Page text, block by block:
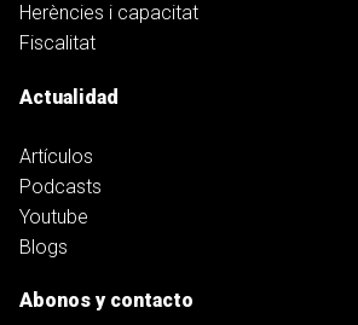
Herències i capacitat
Fiscalitat
Actualidad
Artículos
Podcasts
Youtube
Blogs
Abonos y contacto